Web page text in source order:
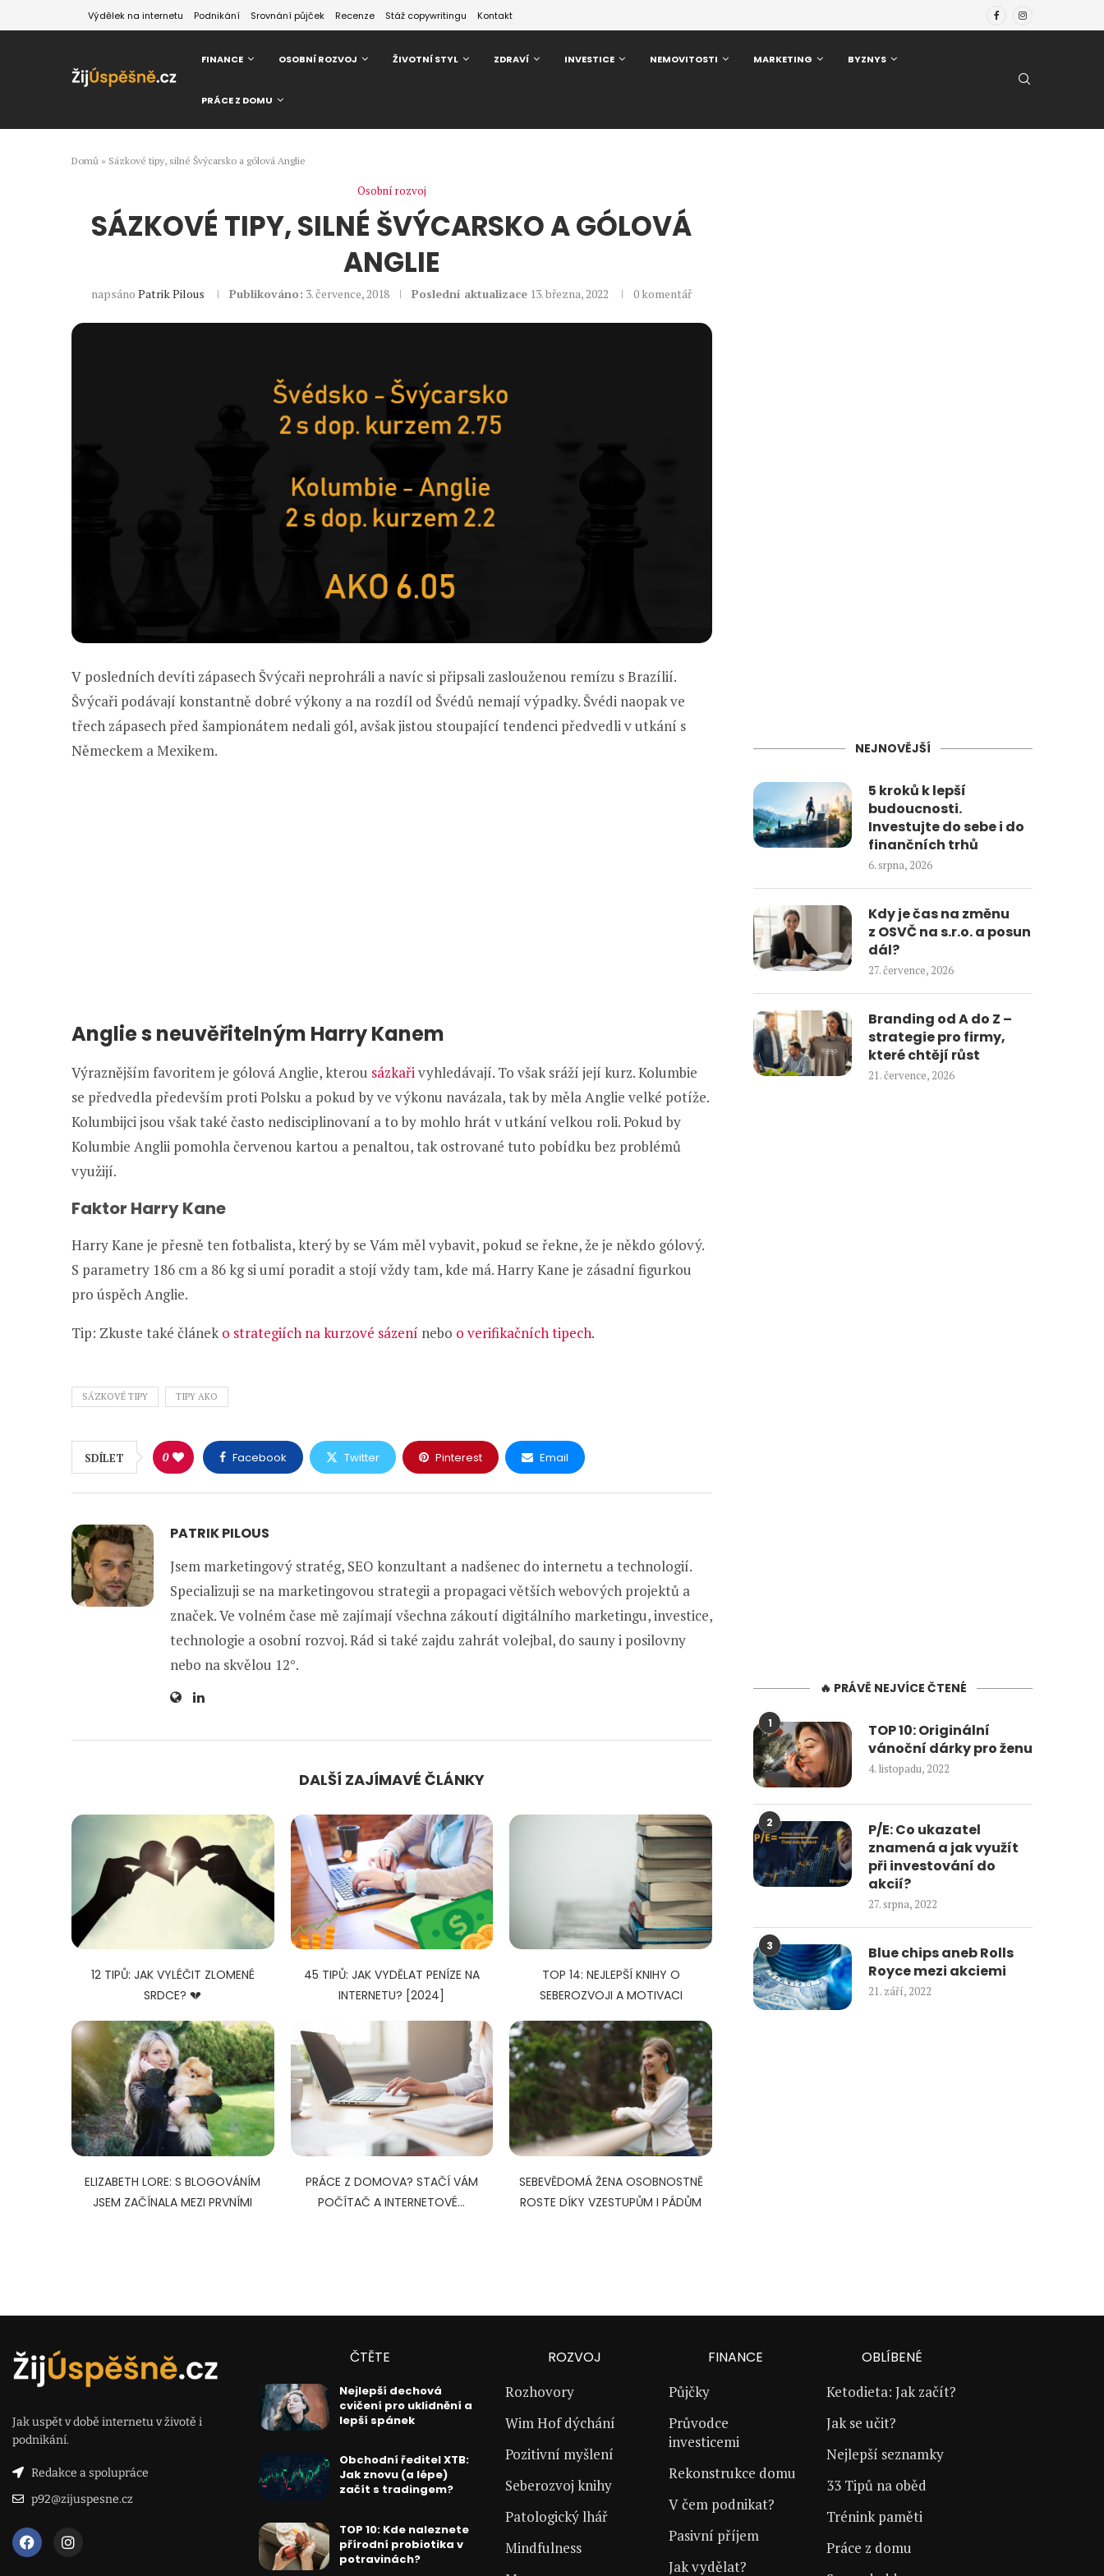
Výdělek na internetu Podnikání Srovnání půjček Recenze Stáž copywritingu Kontakt
FINANCE OSOBNÍ ROZVOJ ŽIVOTNÍ STYL ZDRAVÍ INVESTICE NEMOVITOSTI MARKETING BYZNYS
PRÁCE Z DOMU
Domů » Sázkové tipy, silné Švýcarsko a gólová Anglie
Osobní rozvoj
SÁZKOVÉ TIPY, SILNÉ ŠVÝCARSKO A GÓLOVÁ
ANGLIE
napsánoPatrik Pilous Publikováno: 3. července, 2018 Poslední aktualizace 13. března, 2022 0 komentář
V posledních devíti zápasech Švýcaři neprohráli a navíc si připsali zaslouženou remízu s Brazílií.
Švýcaři podávají konstantně dobré výkony a na rozdíl od Švédů nemají výpadky. Švédi naopak ve
třech zápasech před šampionátem nedali gól, avšak jistou stoupající tendenci předvedli v utkání s
Německem a Mexikem.
Anglie s neuvěřitelným Harry Kanem
Výraznějším favoritem je gólová Anglie, kterou sázkařivyhledávají. To však sráží její kurz. Kolumbie
se předvedla především proti Polsku a pokud by ve výkonu navázala, tak by měla Anglie velké potíže.
Kolumbijci jsou však také často nedisciplinovaní a to by mohlo hrát v utkání velkou roli. Pokud by
Kolumbie Anglii pomohla červenou kartou a penaltou, tak ostrované tuto pobídku bez problémů
využijí.
Faktor Harry Kane
Harry Kane je přesně ten fotbalista, který by se Vám měl vybavit, pokud se řekne, že je někdo gólový.
S parametry 186 cm a 86 kg si umí poradit a stojí vždy tam, kde má. Harry Kane je zásadní figurkou
pro úspěch Anglie.
Tip: Zkuste také článeko strategiích na kurzové sázení nebo o verifikačních tipech.
SÁZKOVÉ TIPY TIPY AKO
SDÍLET 0 Facebook Twitter Pinterest Email
PATRIK PILOUS
Jsem marketingový stratég, SEO konzultant a nadšenec do internetu a technologií.
Specializuji se na marketingovou strategii a propagaci větších webových projektů a
značek. Ve volném čase mě zajímají všechna zákoutí digitálního marketingu, investice,
technologie a osobní rozvoj. Rád si také zajdu zahrát volejbal, do sauny i posilovny
nebo na skvělou 12°.
DALŠÍ ZAJÍMAVÉ ČLÁNKY
12 TIPŮ: JAK VYLÉČIT ZLOMENÉ
SRDCE? 💔
45 TIPŮ: JAK VYDĚLAT PENÍZE NA
INTERNETU? [2024]
TOP 14: NEJLEPŠÍ KNIHY O
SEBEROZVOJI A MOTIVACI
ELIZABETH LORE: S BLOGOVÁNÍM
JSEM ZAČÍNALA MEZI PRVNÍMI
PRÁCE Z DOMOVA? STAČÍ VÁM
POČÍTAČ A INTERNETOVÉ...
SEBEVĚDOMÁ ŽENA OSOBNOSTNĚ
ROSTE DÍKY VZESTUPŮM I PÁDŮM
NEJNOVĚJŠÍ
5 kroků k lepší
budoucnosti.
Investujte do sebe i do
finančních trhů
6. srpna, 2026
Kdy je čas na změnu
z OSVČ na s.r.o. a posun
dál?
27. července, 2026
Branding od A do Z –
strategie pro firmy,
které chtějí růst
21. července, 2026
🔥 PRÁVĚ NEJVÍCE ČTENÉ
1
TOP 10: Originální
vánoční dárky pro ženu
4. listopadu, 2022
2
P/E: Co ukazatel
znamená a jak využít
při investování do
akcií?
27. srpna, 2022
3
Blue chips aneb Rolls
Royce mezi akciemi
21. září, 2022
Jak uspět v době internetu v životě i
podnikání.
Redakce a spolupráce
p92@zijuspesne.cz
ČTĚTE
Nejlepší dechová
cvičení pro uklidnění a
lepší spánek
Obchodní ředitel XTB:
Jak znovu (a lépe)
začít s tradingem?
TOP 10: Kde naleznete
přírodní probiotika v
potravinách?
ROZVOJ
Rozhovory
Wim Hof dýchání
Pozitivní myšlení
Seberozvoj knihy
Patologický lhář
Mindfulness
FINANCE
Půjčky
Průvodce
investicemi
Rekonstrukce domu
V čem podnikat?
Pasivní příjem
Jak vydělat?
OBLÍBENÉ
Ketodieta: Jak začít?
Jak se učit?
Nejlepší seznamky
33 Tipů na oběd
Trénink paměti
Práce z domu